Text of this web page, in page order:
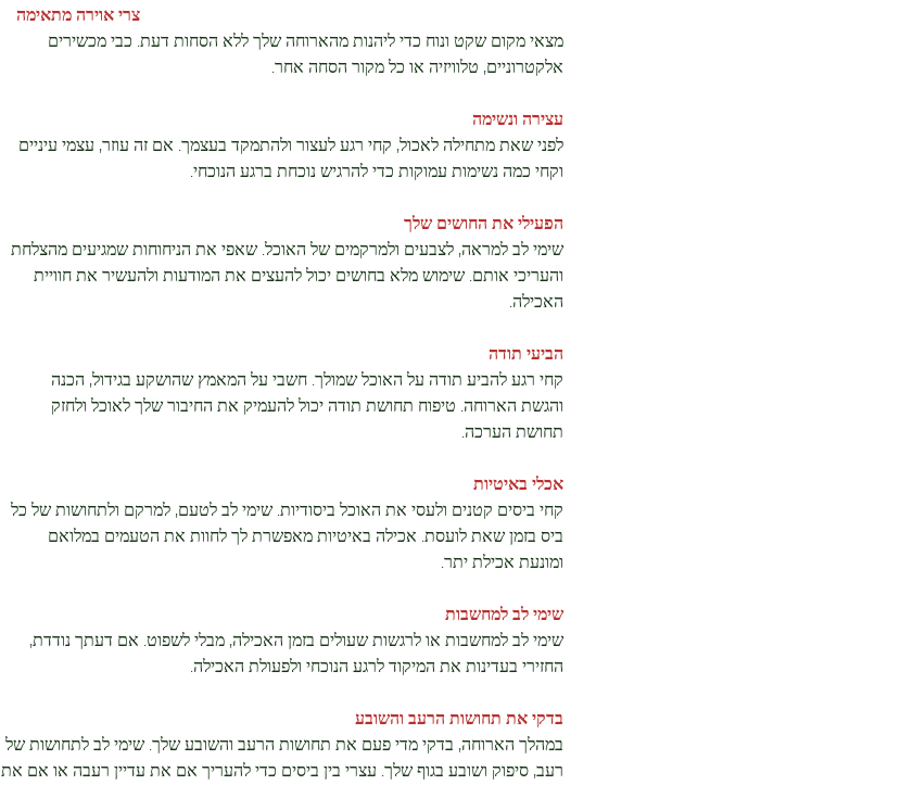
צרי אוירה מתאימה
מצאי מקום שקט ונוח כדי ליהנות מהארוחה שלך ללא הסחות דעת. כבי מכשירים
אלקטרוניים, טלוויזיה או כל מקור הסחה אחר.
עצירה ונשימה
לפני שאת מתחילה לאכול, קחי רגע לעצור ולהתמקד בעצמך. אם זה עוזר, עצמי עיניים
וקחי כמה נשימות עמוקות כדי להרגיש נוכחת ברגע הנוכחי.
הפעילי את החושים שלך
שימי לב למראה, לצבעים ולמרקמים של האוכל. שאפי את הניחוחות שמגיעים מהצלחת
והעריכי אותם. שימוש מלא בחושים יכול להעצים את המודעות ולהעשיר את חוויית
האכילה.
הביעי תודה
קחי רגע להביע תודה על האוכל שמולך. חשבי על המאמץ שהושקע בגידול, הכנה
והגשת הארוחה. טיפוח תחושת תודה יכול להעמיק את החיבור שלך לאוכל ולחזק
תחושת הערכה.
אכלי באיטיות
קחי ביסים קטנים ולעסי את האוכל ביסודיות. שימי לב לטעם, למרקם ולתחושות של כל
ביס בזמן שאת לועסת. אכילה באיטיות מאפשרת לך לחוות את הטעמים במלואם
ומונעת אכילת יתר.
שימי לב למחשבות
שימי לב למחשבות או לרגשות שעולים בזמן האכילה, מבלי לשפוט. אם דעתך נודדת,
החזירי בעדינות את המיקוד לרגע הנוכחי ולפעולת האכילה.
בדקי את תחושות הרעב והשובע
במהלך הארוחה, בדקי מדי פעם את תחושות הרעב והשובע שלך. שימי לב לתחושות של
רעב, סיפוק ושובע בגוף שלך. עצרי בין ביסים כדי להעריך אם את עדיין רעבה או אם את